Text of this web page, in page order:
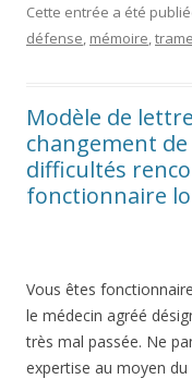
Cette entrée a été
défense mémoire trame
Modèle de
changement
difficultés
fonctionnaire
Vous êtes
le médecin agréé
très mal passée. Ne
expertise au moyen